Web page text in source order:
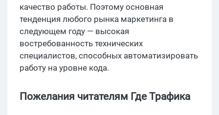
качество работы. Поэтому основная
тенденция любого рынка маркетинга в
следующем году — высокая
востребованность технических
специалистов, способных автоматизировать
работу на уровне кода.
Пожелания читателям Где Трафика